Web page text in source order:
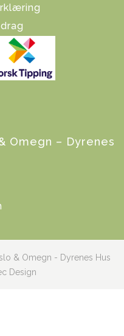
Omegn – Dyrenes
& Omegn - Dyrenes Hus
Design